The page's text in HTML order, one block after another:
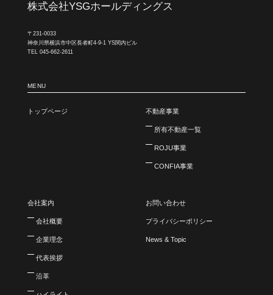
株式会社YSGホールディングス
〒231-0033
神奈川県横浜市中区長者町4-9-1 YS関内ビル
TEL 045-662-2611
MENU
トップページ 不動産事業
所有不動産一覧
ROJU事業
CONFIA事業
会社案内
会社概要
企業理念
代表挨拶
沿革
お問い合わせ
プライバシーポリシー
News & Topic